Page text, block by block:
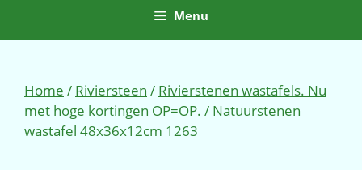
Menu
Home / Riviersteen / Rivierstenen wastafels. Nu
met hoge kortingen OP=OP. / Natuurstenen
wastafel 48x36x12cm 1263